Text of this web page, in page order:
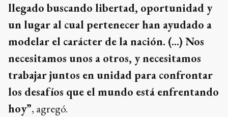
llegado buscando libertad, oportunidad y
un lugar al cual pertenecer han ayudado a
modelar el carácter de la nación. (...) Nos
necesitamos unos a otros, y necesitamos
trabajar juntos en unidad para confrontar
los desafíos que el mundo está enfrentando
hoy”, agregó.